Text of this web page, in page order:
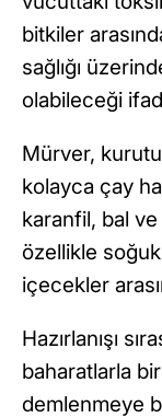
bitkiler
sağlığı
olabileceği
Mürver,
kolayca çay
karanfil, bal ve
özellikle
içecekler
Hazırlanışı
baharatlarla
demlenmeye